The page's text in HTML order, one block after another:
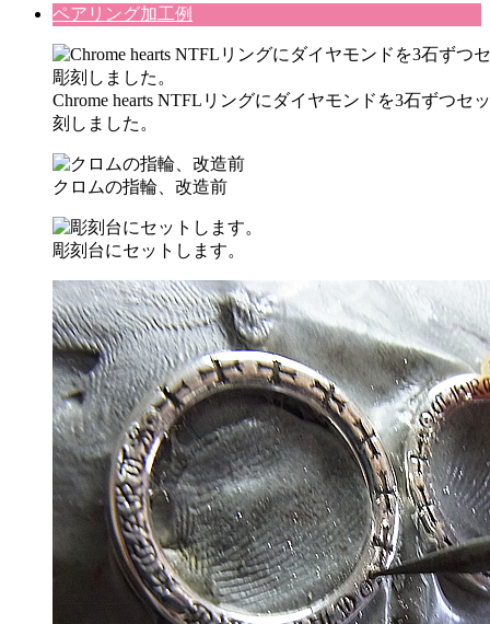
ペアリング加工例
Chrome hearts NTFLリングにダイヤモンドを3石ずつセ
刻しました。
クロムの指輪、改造前
彫刻台にセットします。